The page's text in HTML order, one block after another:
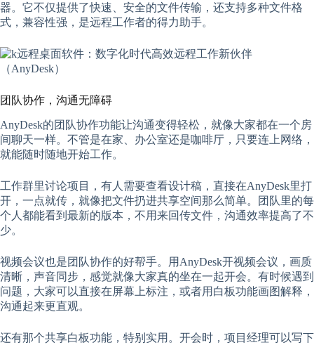
器。它不仅提供了快速、安全的文件传输，还支持多种文件格
式，兼容性强，是远程工作者的得力助手。
团队协作，沟通无障碍
AnyDesk的团队协作功能让沟通变得轻松，就像大家都在一个房
间聊天一样。不管是在家、办公室还是咖啡厅，只要连上网络，
就能随时随地开始工作。
工作群里讨论项目，有人需要查看设计稿，直接在AnyDesk里打
开，一点就传，就像把文件扔进共享空间那么简单。团队里的每
个人都能看到最新的版本，不用来回传文件，沟通效率提高了不
少。
视频会议也是团队协作的好帮手。用AnyDesk开视频会议，画质
清晰，声音同步，感觉就像大家真的坐在一起开会。有时候遇到
问题，大家可以直接在屏幕上标注，或者用白板功能画图解释，
沟通起来更直观。
还有那个共享白板功能，特别实用。开会时，项目经理可以写下